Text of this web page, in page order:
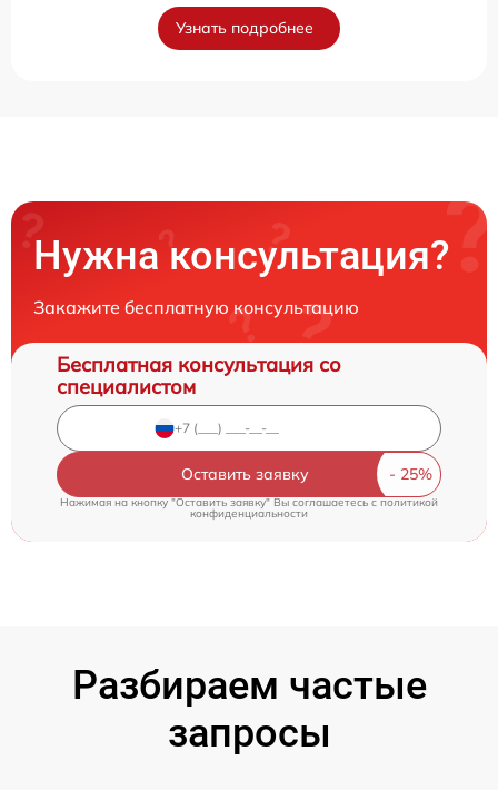
Узнать подробнее
Нужна консультация?
Закажите бесплатную консультацию
Бесплатная консультация со
специалистом
Оставить заявку
Нажимая на кнопку "Оставить заявку" Вы соглашаетесь cполитикой
конфиденциальности
Разбираем частые
запросы